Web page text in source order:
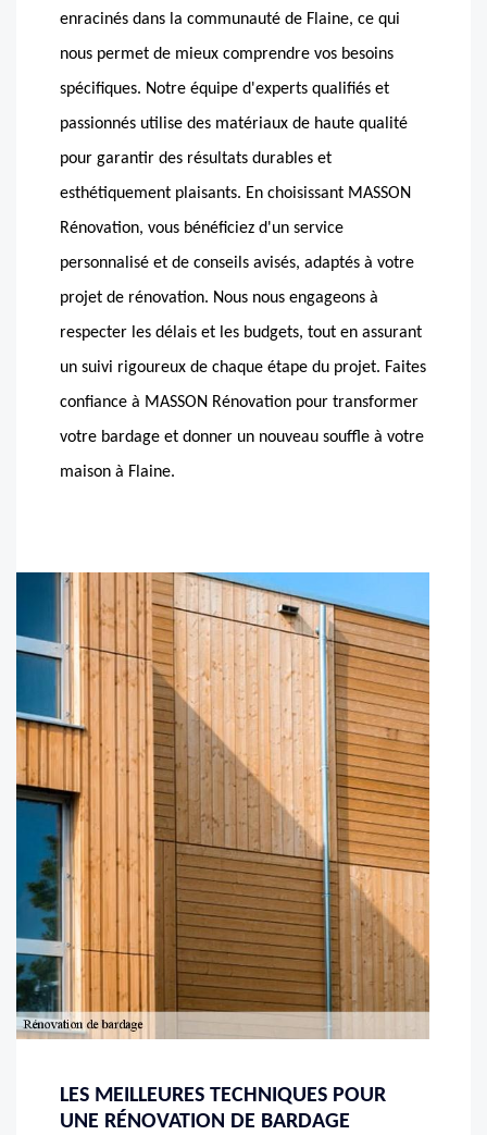
enracinés dans la communauté de Flaine, ce qui
nous permet de mieux comprendre vos besoins
spécifiques. Notre équipe d'experts qualifiés et
passionnés utilise des matériaux de haute qualité
pour garantir des résultats durables et
esthétiquement plaisants. En choisissant MASSON
Rénovation, vous bénéficiez d'un service
personnalisé et de conseils avisés, adaptés à votre
projet de rénovation. Nous nous engageons à
respecter les délais et les budgets, tout en assurant
un suivi rigoureux de chaque étape du projet. Faites
confiance à MASSON Rénovation pour transformer
votre bardage et donner un nouveau souffle à votre
maison à Flaine.
LES MEILLEURES TECHNIQUES POUR
UNE RÉNOVATION DE BARDAGE